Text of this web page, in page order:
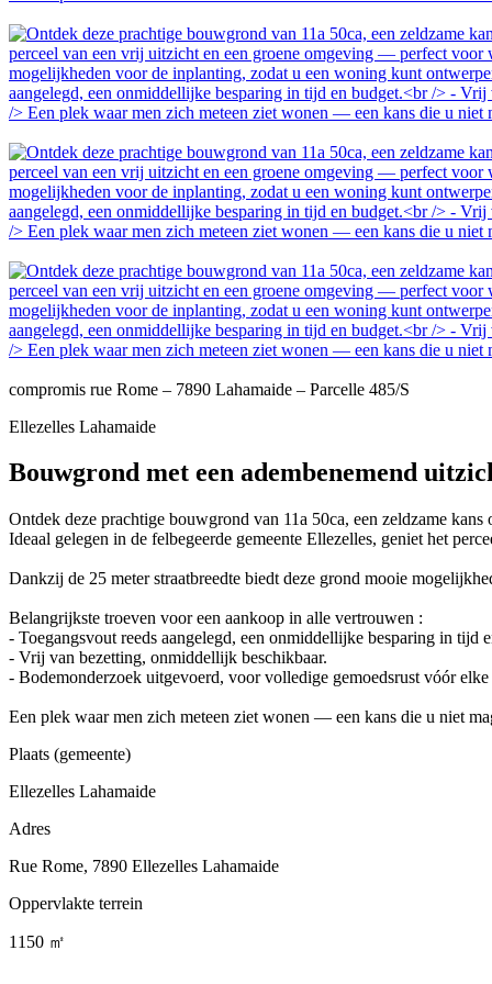
compromis rue Rome – 7890 Lahamaide – Parcelle 485/S
Ellezelles Lahamaide
Bouwgrond met een adembenemend
Ontdek deze prachtige bouwgrond van 11a 50ca, een zeldzame
Ideaal gelegen in de felbegeerde gemeente Ellezelles, geniet het
Dankzij de 25 meter straatbreedte biedt deze grond mooie
Belangrijkste troeven voor een aankoop in alle vertrouwen :
- Toegangsvout reeds aangelegd, een onmiddellijke besparing in tijd
- Vrij van bezetting, onmiddellijk beschikbaar.
- Bodemonderzoek uitgevoerd, voor volledige gemoedsrust vóór
Een plek waar men zich meteen ziet wonen — een kans die u niet
Plaats (gemeente)
Ellezelles Lahamaide
Adres
Rue Rome, 7890 Ellezelles Lahamaide
Oppervlakte terrein
1150 ㎡